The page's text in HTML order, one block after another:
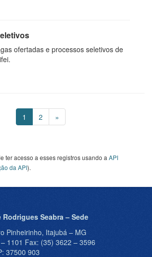
ofertadas e processos seletivos de
1 2 »
ter acesso a esses registros usando a API
da API).
Seabra – Sede
Pinheirinho, Itajubá – MG
1101 Fax: (35) 3622 – 3596
37500 903